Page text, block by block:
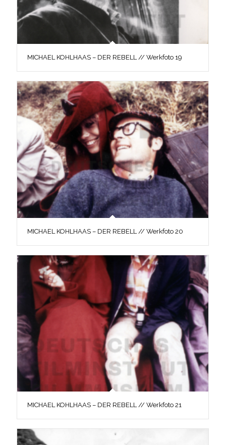
MICHAEL KOHLHAAS – DER REBELL // Werkfoto 19
MICHAEL KOHLHAAS – DER REBELL // Werkfoto 20
MICHAEL KOHLHAAS – DER REBELL // Werkfoto 21